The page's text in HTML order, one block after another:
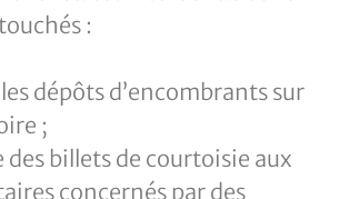
:
dépôts d’encombrants sur
;
des billets de courtoisie aux
concernés par des